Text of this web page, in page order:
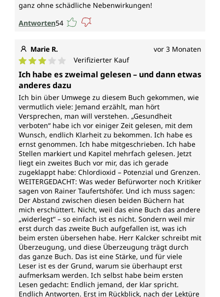
ganz ohne schädliche Nebenwirkungen!
Antworten54
Marie R. vor 3 Monaten
Durchschnittliche Bewertung von 3 von 5 Sternen
Verifizierter Kauf
Ich habe es zweimal gelesen – und dann etwas
anderes dazu
Ich bin über Umwege zu diesem Buch gekommen, wie
vermutlich viele: Jemand erzählt, man hört
Versprechen, man will verstehen. „Gesundheit
verboten“ habe ich vor einiger Zeit gelesen, mit dem
Wunsch, endlich Klarheit zu bekommen. Ich habe es
ernst genommen. Ich habe mitgeschrieben. Ich habe
Stellen markiert und Kapitel mehrfach gelesen. Jetzt
liegt ein zweites Buch vor mir, das ich gerade
zugeklappt habe: Chlordioxid – Potenzial und Grenzen.
WEITERGEDACHT: Was weder Befürworter noch Kritiker
sagen von Rainer Taufertshöfer. Und ich muss sagen:
Der Abstand zwischen diesen beiden Büchern hat
mich erschüttert. Nicht, weil das eine Buch das andere
„widerlegt“ – so einfach ist es nicht. Sondern weil mir
erst durch das zweite Buch aufgefallen ist, was ich
beim ersten übersehen habe. Herr Kalcker schreibt mit
Überzeugung, und diese Überzeugung trägt durch
das ganze Buch. Das ist eine Stärke, und für viele
Leser ist es der Grund, warum sie überhaupt erst
aufmerksam werden. Ich selbst habe beim ersten
Lesen gedacht: Endlich jemand, der klar spricht.
Endlich Antworten. Erst im Rückblick, nach der Lektüre